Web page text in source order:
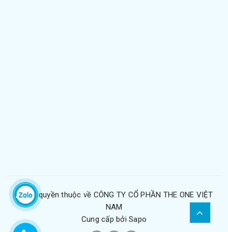
© Bản quyền thuộc về CÔNG TY CỔ PHẦN THE ONE VIỆT
NAM
Cung cấp bởiSapo